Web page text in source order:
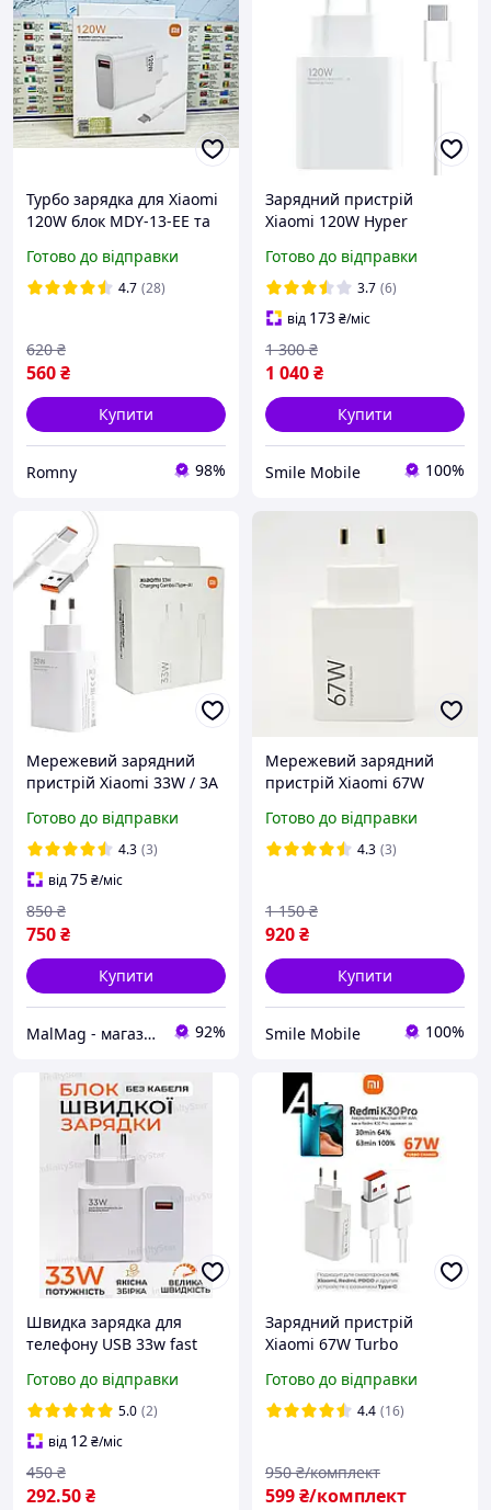
Турбо зарядка для Xiaomi
120W блок MDY-13-EE та
Готово до відправки
4.7 (28)
560₴
620 ₴
Купити
Romny 98%
Зарядний пристрій
Xiaomi 120W Hyper
+ кабель USB-C
Готово до відправки
3.7 (6)
від 173₴/міс
1 040₴
1 300 ₴
Купити
Smile Mobile 100%
Мережевий зарядний
пристрій Xiaomi 33W / 3A
Turbo Charge та QC4.0 +
кабель Type-C White
Готово до відправки
4.3 (3)
від75₴/міс
750₴
850 ₴
Купити
MalMag - магазин розумної техніки та мобільних запчастин (без вихідних 8:00 - 22:00) 92%
Мережевий зарядний
пристрій Xiaomi 67W
(BHR6035EU) Original
(тех.пакет)
Готово до відправки
4.3 (3)
920₴
1 150 ₴
Купити
Smile Mobile 100%
Швидка зарядка для
телефону USB 33w fast
зарядний пристрій 33 вт
СЗУ адаптер блок
живлення юсб для xiaomi
samsung
Готово до відправки
5.0 (2)
від 12₴/міс
292.50₴
450 ₴
Зарядний пристрій
Xiaomi 67W Turbo
Type-C 6A Оригінал
Готово до відправки
4.4 (16)
599₴/комплект
950 ₴/комплект